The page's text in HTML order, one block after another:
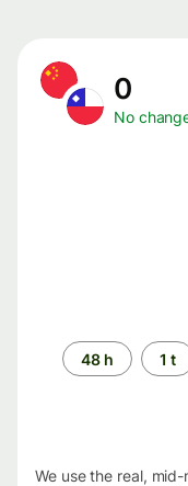
0
No
Time
period
48 h 1 t
We use the real,